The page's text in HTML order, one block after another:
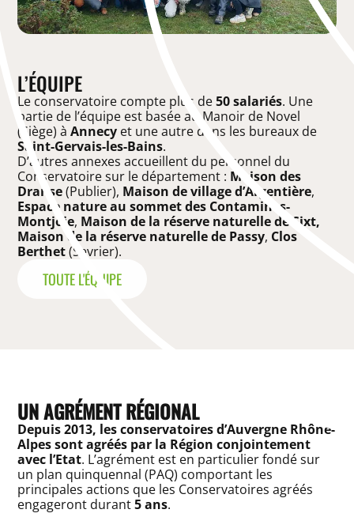
L’ÉQUIPE
Le conservatoire compte plus de50 salariés. Une
partie de l’équipe est basée au Manoir de Novel
(Siège) àAnnecy et une autre dans les bureaux de
Saint-Gervais-les-Bains.
D’autres annexes accueillent du personnel du
Conservatoire sur le département : Maison des
Dranse(Publier), Maison de village d’Argentière,
Espace nature au sommet des Contamines-
Montjoie, Maison de la réserve naturelle de Sixt,
Maison de la réserve naturelle de Passy, Clos
Berthet(Sevrier).
TOUTE L'ÉQUIPE
UN AGRÉMENT RÉGIONAL
Depuis 2013, les conservatoires d’Auvergne Rhône-
Alpes sont agréés par la Région conjointement
avec l’Etat. L’agrément est en particulier fondé sur
un plan quinquennal (PAQ) comportant les
principales actions que les Conservatoires agréés
engageront durant5 ans.